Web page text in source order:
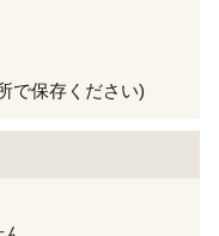
で保存ください)